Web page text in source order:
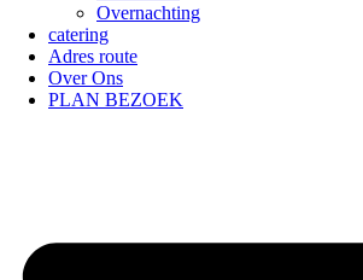
Overnachting
catering
Adres route
Over Ons
PLAN BEZOEK